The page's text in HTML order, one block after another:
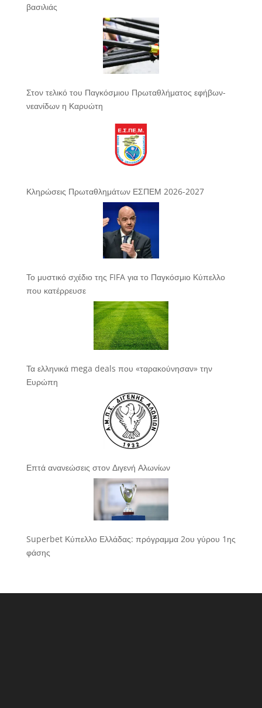
βασιλιάς
Στον τελικό του Παγκόσμιου Πρωταθλήματος εφήβων-
νεανίδων η Καρυώτη
Κληρώσεις Πρωταθλημάτων ΕΣΠΕΜ 2026-2027
Το μυστικό σχέδιο της FIFA για το Παγκόσμιο Κύπελλο
που κατέρρευσε
Τα ελληνικά mega deals που «ταρακούνησαν» την
Ευρώπη
Επτά ανανεώσεις στον Διγενή Αλωνίων
Superbet Κύπελλο Ελλάδας: πρόγραμμα 2ου γύρου 1ης
φάσης